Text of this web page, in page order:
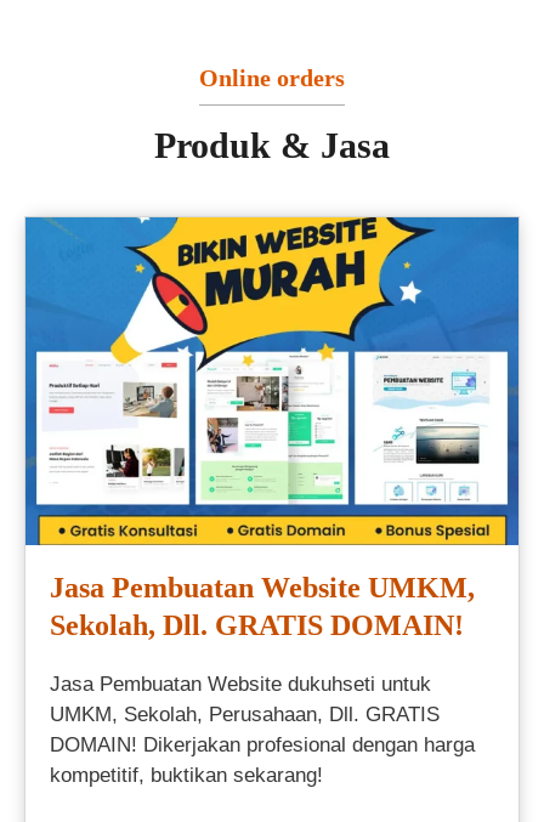
Online orders
Produk & Jasa
Jasa Pembuatan Website UMKM,
Sekolah, Dll. GRATIS DOMAIN!
Jasa Pembuatan Website dukuhseti untuk
UMKM, Sekolah, Perusahaan, Dll. GRATIS
DOMAIN! Dikerjakan profesional dengan harga
kompetitif, buktikan sekarang!